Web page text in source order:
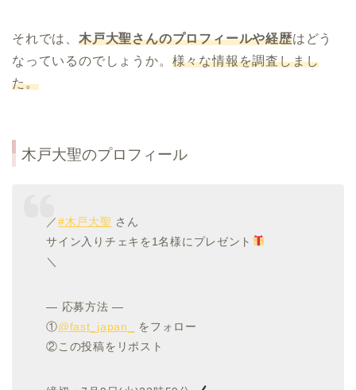
それでは、 木戸大聖さんのプロフィールや経歴はどう
なっているのでしょうか。 様々な情報を調査しまし
た。
木戸大聖のプロフィール
／#木戸大聖 さん
サイン入りチェキを1名様にプレゼント
＼
— 応募方法 —
①@fast_japan_
をフォロー
②この投稿をリポスト